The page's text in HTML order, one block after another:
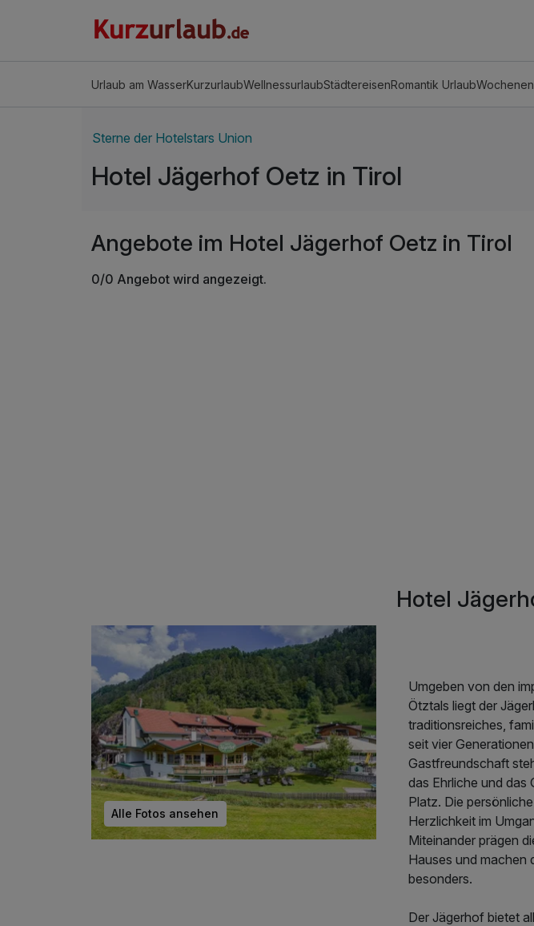
Urlaub am WasserKurzurlaubWellnessurlaubStädtereisenRomantik Urlaub
Sterne der Hotelstars Union
Hotel Jägerhof Oetz in Tirol
Angebote im Hotel Jägerhof Oetz in Tirol
0/0 Angebot wird angezeigt.
Hotel
Alle Fotos ansehen
Umgeben von den
Ötztals liegt der
traditionsreiches,
seit vier
Gastfreundschaft
das Ehrliche und das
Platz. Die
Herzlichkeit im
Miteinander prägen
Hauses und machen
besonders.
Der Jägerhof bietet